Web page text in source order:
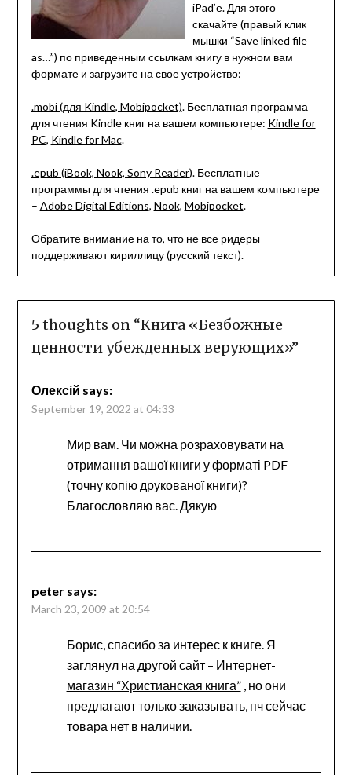
iPad’е. Для этого
скачайте (правый клик
мышки “Save linked file
as…”) по приведенным ссылкам книгу в нужном вам
формате и загрузите на свое устройство:
.mobi (для Kindle, Mobipocket). Бесплатная программа
для чтения Kindle книг на вашем компьютере: Kindle for
PC, Kindle for Mac.
.epub (iBook, Nook, Sony Reader). Бесплатные
программы для чтения .epub книг на вашем компьютере
– Adobe Digital Editions, Nook, Mobipocket.
Обратите внимание на то, что не все ридеры
поддерживают кириллицу (русский текст).
5 thoughts on “Книга «Безбожные
ценности убежденных верующих»”
Олексій says:
September 19, 2022 at 04:33
Мир вам. Чи можна розраховувати на
отримання вашої книги у форматі PDF
(точну копію друкованої книги)?
Благословляю вас. Дякую
peter says:
March 23, 2009 at 20:54
Борис, спасибо за интерес к книге. Я
заглянул на другой сайт – Интернет-
магазин “Христианская книга”, но они
предлагают только заказывать, пч сейчас
товара нет в наличии.